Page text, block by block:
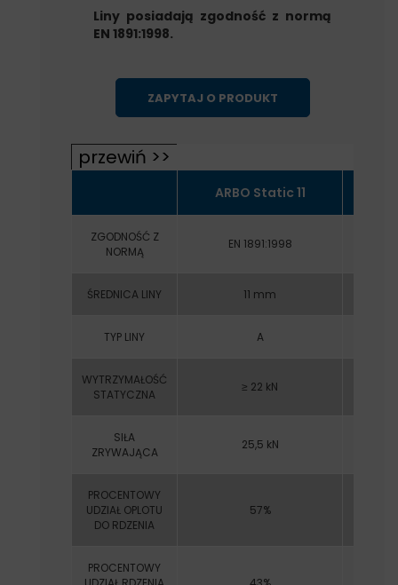
Liny posiadają zgodność z normą
EN 1891:1998.
ZAPYTAJ O PRODUKT
ARBO Static 11
ZGODNOŚĆ Z
NORMĄ
EN 1891:1998
ŚREDNICA LINY 11 mm
TYP LINY A
WYTRZYMAŁOŚĆ
STATYCZNA
≥ 22 kN
SIŁA
ZRYWAJĄCA
25,5 kN
PROCENTOWY
UDZIAŁ OPLOTU
DO RDZENIA
57%
PROCENTOWY